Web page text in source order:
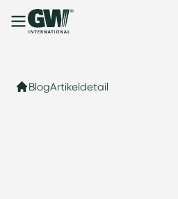
BlogArtikeldetail